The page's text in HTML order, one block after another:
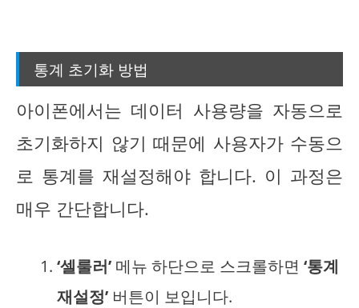
통계 초기화 방법
아이폰에서는 데이터 사용량을 자동으로
초기화하지 않기 때문에 사용자가 수동으
로 통계를 재설정해야 합니다. 이 과정은
매우 간단합니다.
‘셀룰러’ 메뉴 하단으로 스크롤하면 ‘통계
재설정’ 버튼이 보입니다.